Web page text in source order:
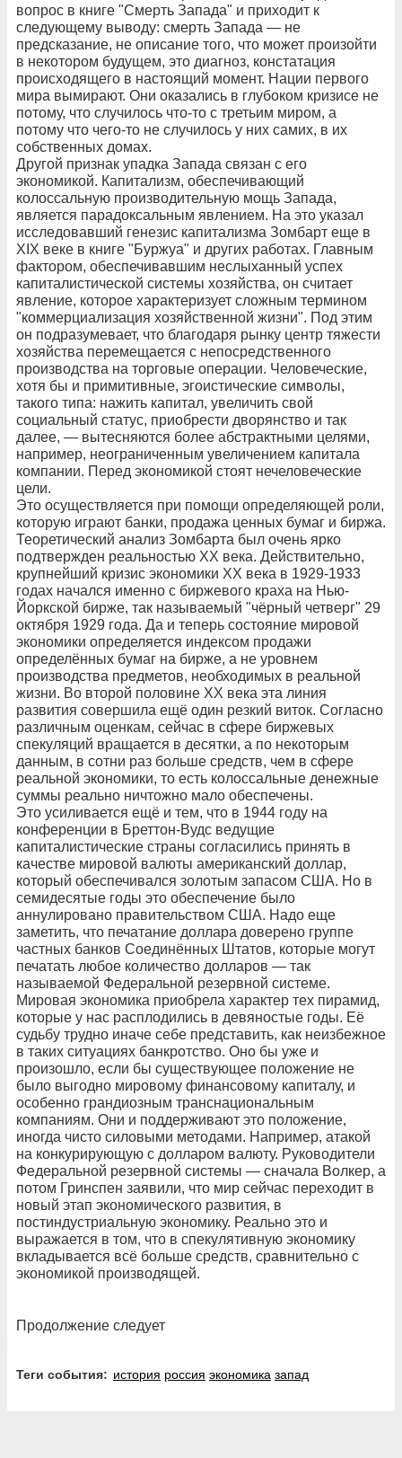
вопрос в книге "Смерть Запада" и приходит к
следующему выводу: смерть Запада — не
предсказание, не описание того, что может произойти
в некотором будущем, это диагноз, констатация
происходящего в настоящий момент. Нации первого
мира вымирают. Они оказались в глубоком кризисе не
потому, что случилось что-то с третьим миром, а
потому что чего-то не случилось у них самих, в их
собственных домах.
Другой признак упадка Запада связан с его
экономикой. Капитализм, обеспечивающий
колоссальную производительную мощь Запада,
является парадоксальным явлением. На это указал
исследовавший генезис капитализма Зомбарт еще в
XIX веке в книге "Буржуа" и других работах. Главным
фактором, обеспечивавшим неслыханный успех
капиталистической системы хозяйства, он считает
явление, которое характеризует сложным термином
"коммерциализация хозяйственной жизни". Под этим
он подразумевает, что благодаря рынку центр тяжести
хозяйства перемещается с непосредственного
производства на торговые операции. Человеческие,
хотя бы и примитивные, эгоистические символы,
такого типа: нажить капитал, увеличить свой
социальный статус, приобрести дворянство и так
далее, — вытесняются более абстрактными целями,
например, неограниченным увеличением капитала
компании. Перед экономикой стоят нечеловеческие
цели.
Это осуществляется при помощи определяющей роли,
которую играют банки, продажа ценных бумаг и биржа.
Теоретический анализ Зомбарта был очень ярко
подтвержден реальностью ХХ века. Действительно,
крупнейший кризис экономики ХХ века в 1929-1933
годах начался именно с биржевого краха на Нью-
Йоркской бирже, так называемый "чёрный четверг" 29
октября 1929 года. Да и теперь состояние мировой
экономики определяется индексом продажи
определённых бумаг на бирже, а не уровнем
производства предметов, необходимых в реальной
жизни. Во второй половине ХХ века эта линия
развития совершила ещё один резкий виток. Согласно
различным оценкам, сейчас в сфере биржевых
спекуляций вращается в десятки, а по некоторым
данным, в сотни раз больше средств, чем в сфере
реальной экономики, то есть колоссальные денежные
суммы реально ничтожно мало обеспечены.
Это усиливается ещё и тем, что в 1944 году на
конференции в Бреттон-Вудс ведущие
капиталистические страны согласились принять в
качестве мировой валюты американский доллар,
который обеспечивался золотым запасом США. Но в
семидесятые годы это обеспечение было
аннулировано правительством США. Надо еще
заметить, что печатание доллара доверено группе
частных банков Соединённых Штатов, которые могут
печатать любое количество долларов — так
называемой Федеральной резервной системе.
Мировая экономика приобрела характер тех пирамид,
которые у нас расплодились в девяностые годы. Её
судьбу трудно иначе себе представить, как неизбежное
в таких ситуациях банкротство. Оно бы уже и
произошло, если бы существующее положение не
было выгодно мировому финансовому капиталу, и
особенно грандиозным транснациональным
компаниям. Они и поддерживают это положение,
иногда чисто силовыми методами. Например, атакой
на конкурирующую с долларом валюту. Руководители
Федеральной резервной системы — сначала Волкер, а
потом Гринспен заявили, что мир сейчас переходит в
новый этап экономического развития, в
постиндустриальную экономику. Реально это и
выражается в том, что в спекулятивную экономику
вкладывается всё больше средств, сравнительно с
экономикой производящей.
Продолжение следует
Теги события: история россия экономика запад